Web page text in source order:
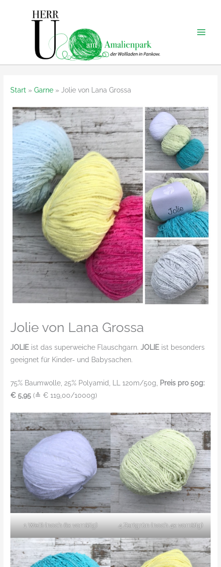
Start Garne Jolie von Lana Grossa
Jolie von Lana Grossa
JOLIE ist das superweiche Flauschgarn.JOLIE ist besonders
geeignet für Kinder- und Babysachen.
75% Baumwolle, 25% Polyamid, LL 120m/50g, Preis pro 50g:
€ 5,95 (≙ € 119,00/1000g)
1 Weiß (noch 6x vorrätig) 4 Zartgrün (noch 4x vorrätig)